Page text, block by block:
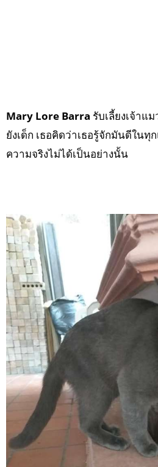
Mary Lore Barra รับเลี้ยงเจ้าแม
ยังเด็ก เธอคิดว่าเธอรู้จักมันดีในทุ
ความจริงไม่ได้เป็นอย่างนั้น